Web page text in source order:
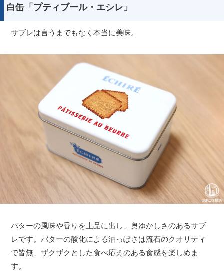
白缶「プティブール・エシレ」
サブレは言うまでもなく本当に美味。
バターの風味や香りを上品に出し、奥ゆかしさのあるサブ
レです。バターの酸化による油っぽさは流石のクオリティ
で皆無、ザクザクとした食べ応えのある食感を楽しめま
す。